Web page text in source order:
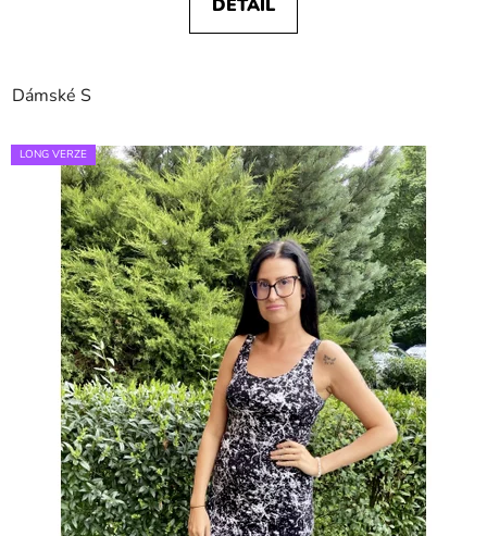
DETAIL
Dámské S
LONG VERZE